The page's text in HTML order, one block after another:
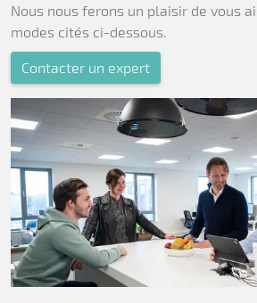
Nous nous ferons un plaisir de vous
modes cités ci-dessous.
Contacter un expert